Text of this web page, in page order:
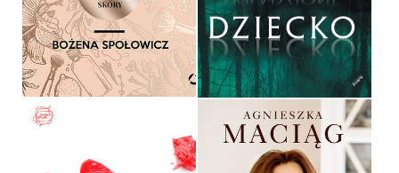
BOŻENA SPOŁOWICZ
44,90 ZŁ
OPRAWA MIĘKKA
34,90 ZŁ